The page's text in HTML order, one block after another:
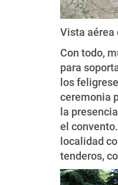
Vista aérea
Con todo,
para
los
ceremonia
la
el
localidad
tenderos,